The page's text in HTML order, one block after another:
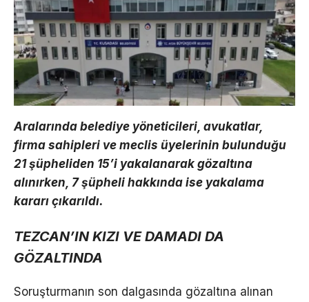
Aralarında belediye yöneticileri, avukatlar,
firma sahipleri ve meclis üyelerinin bulunduğu
21 şüpheliden 15’i yakalanarak gözaltına
alınırken, 7 şüpheli hakkında ise yakalama
kararı çıkarıldı.
TEZCAN’IN KIZI VE DAMADI DA
GÖZALTINDA
Soruşturmanın son dalgasında gözaltına alınan